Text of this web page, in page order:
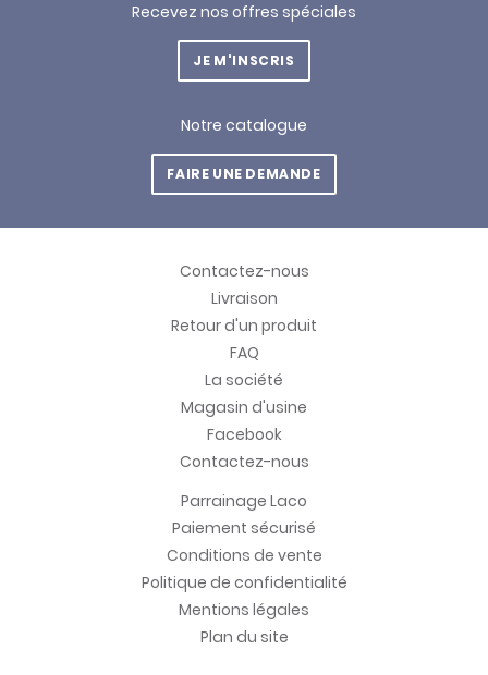
Recevez nos offres spéciales
JE M'INSCRIS
Notre catalogue
FAIRE UNE DEMANDE
Contactez-nous
Livraison
Retour d'un produit
FAQ
La société
Magasin d'usine
Facebook
Contactez-nous
Parrainage Laco
Paiement sécurisé
Conditions de vente
Politique de confidentialité
Mentions légales
Plan du site